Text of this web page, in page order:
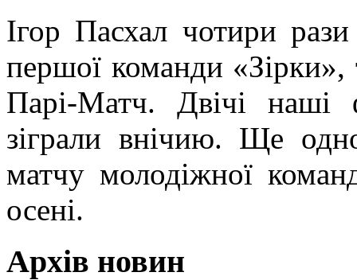
Ігор Пасхал чотири
першої команди «Зірки»,
Парі-Матч. Двічі наші
зіграли внічию. Ще
матчу молодіжної
осені.
Архів новин